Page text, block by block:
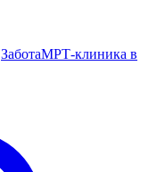
ЗаботаМРТ‑клиника в